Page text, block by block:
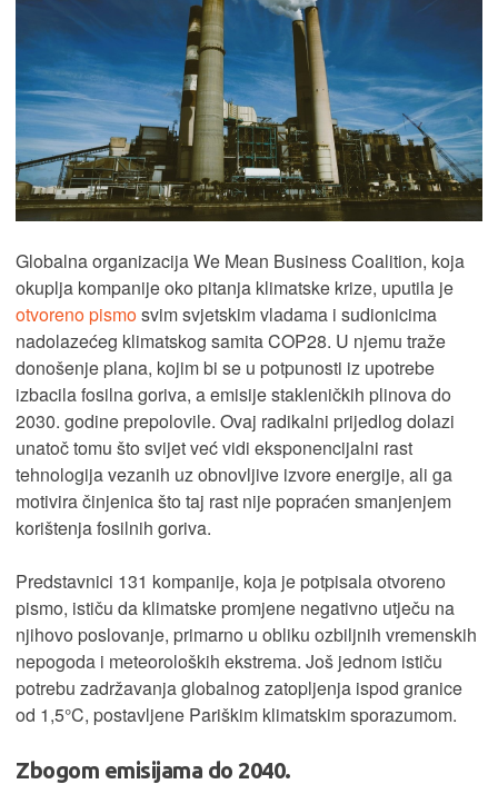
Globalna organizacija We Mean Business Coalition, koja
okuplja kompanije oko pitanja klimatske krize, uputila je
otvoreno pismosvim svjetskim vladama i sudionicima
nadolazećeg klimatskog samita COP28. U njemu traže
donošenje plana, kojim bi se u potpunosti iz upotrebe
izbacila fosilna goriva, a emisije stakleničkih plinova do
2030. godine prepolovile. Ovaj radikalni prijedlog dolazi
unatoč tomu što svijet već vidi eksponencijalni rast
tehnologija vezanih uz obnovljive izvore energije, ali ga
motivira činjenica što taj rast nije popraćen smanjenjem
korištenja fosilnih goriva.
Predstavnici 131 kompanije, koja je potpisala otvoreno
pismo, ističu da klimatske promjene negativno utječu na
njihovo poslovanje, primarno u obliku ozbiljnih vremenskih
nepogoda i meteoroloških ekstrema. Još jednom ističu
potrebu zadržavanja globalnog zatopljenja ispod granice
od 1,5°C, postavljene Pariškim klimatskim sporazumom.
Zbogom emisijama do 2040.